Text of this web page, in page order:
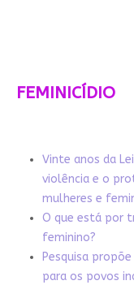
FEMINICÍDIO
Vinte anos da
violência e o
mulheres e
O que está por
feminino?
Pesquisa
para os povos